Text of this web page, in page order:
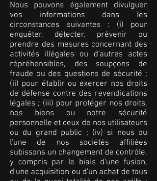
Nous pouvons également divulguer
vos informations dans les
circonstances suivantes : (i) pour
enquêter, détecter, prévenir ou
prendre des mesures concernant des
activités illégales ou d'autres actes
répréhensibles, des soupçons de
fraude ou des questions de sécurité ;
(ii) pour établir ou exercer nos droits
de défense contre des revendications
légales ; (iii) pour protéger nos droits,
nos biens ou notre sécurité
personnelle et ceux de nos utilisateurs
ou du grand public ; (iv) si nous ou
l'une de nos sociétés affiliées
subissons un changement de contrôle,
y compris par le biais d'une fusion,
d'une acquisition ou d'un achat de tous